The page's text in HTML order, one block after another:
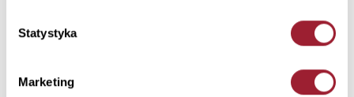
Statystyka
Marketing